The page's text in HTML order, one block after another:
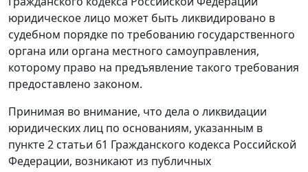
юридическое лицо может быть ликвидировано в
судебном порядке по требованию государственного
органа или органа местного самоуправления,
которому право на предъявление такого требования
предоставлено законом.
Принимая во внимание, что дела о ликвидации
юридических лиц по основаниям, указанным в
пункте 2 статьи 61 Гражданского кодекса Российской
Федерации, возникают из публичных